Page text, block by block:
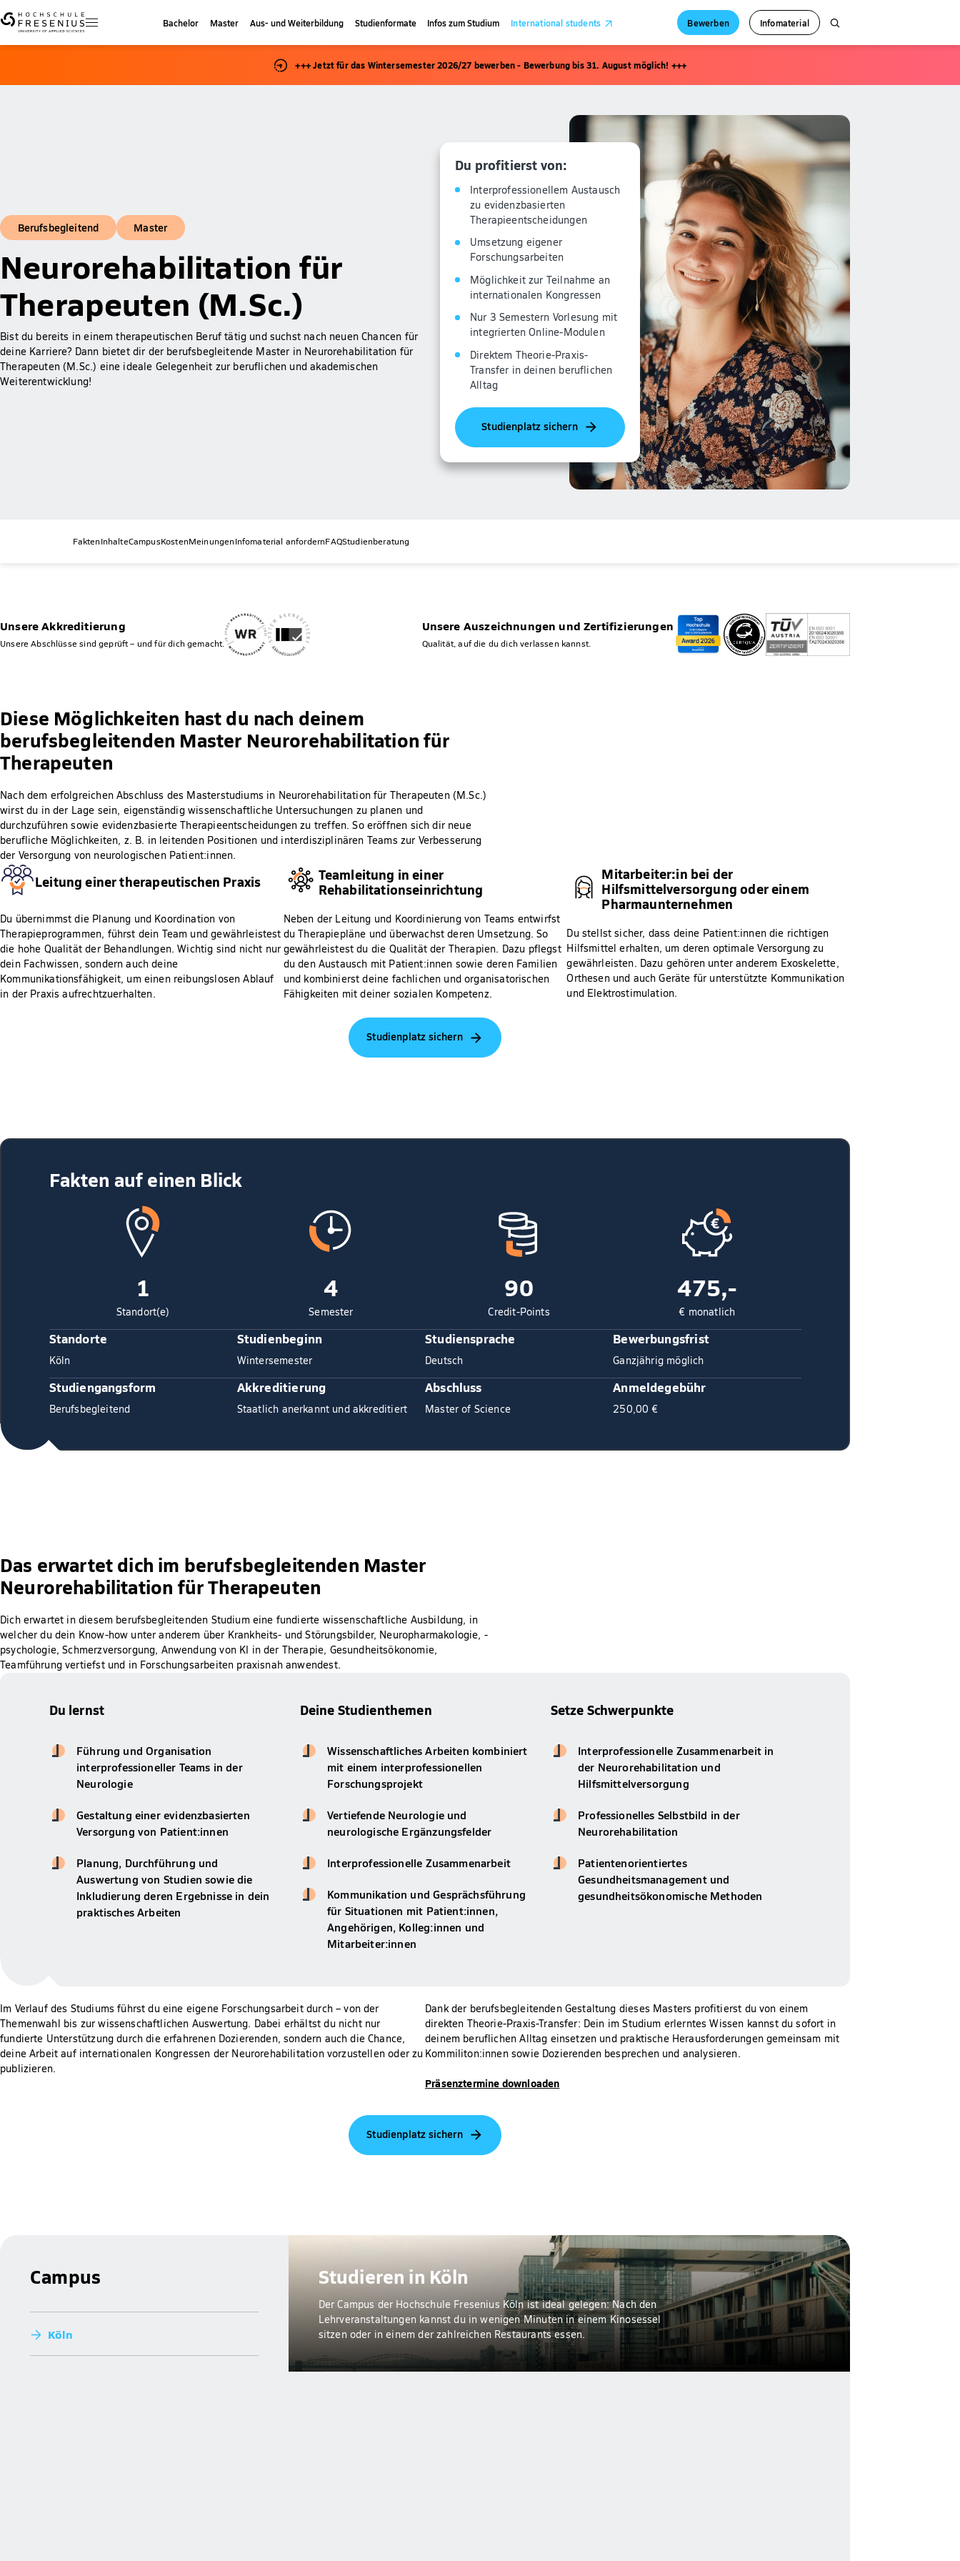
Bachelor Master Aus- und Weiterbildung Studienformate Infos zum Studium International students Bewerben Infomaterial
+++ Jetzt für das Wintersemester 2026/27 bewerben - Bewerbung bis 31. August möglich! +++
Berufsbegleitend Master
Neurorehabilitation für
Therapeuten (M.Sc.)
Bist du bereits in einem therapeutischen Beruf tätig und suchst nach neuen Chancen für
deine Karriere? Dann bietet dir der berufsbegleitende Master in Neurorehabilitation für
Therapeuten (M.Sc.) eine ideale Gelegenheit zur beruflichen und akademischen
Weiterentwicklung!
Du profitierst von:
Interprofessionellem Austausch
zu evidenzbasierten
Therapieentscheidungen
Umsetzung eigener
Forschungsarbeiten
Möglichkeit zur Teilnahme an
internationalen Kongressen
Nur 3 Semestern Vorlesung mit
integrierten Online-Modulen
Direktem Theorie-Praxis-
Transfer in deinen beruflichen
Alltag
Studienplatz sichern
FaktenInhalteCampusKostenMeinungenInfomaterial anfordernFAQStudienberatung
Unsere Akkreditierung
Unsere Abschlüsse sind geprüft – und für dich gemacht.
Unsere Auszeichnungen und Zertifizierungen
Qualität, auf die du dich verlassen kannst.
Diese Möglichkeiten hast du nach deinem
berufsbegleitenden Master Neurorehabilitation für
Therapeuten
Nach dem erfolgreichen Abschluss des Masterstudiums in Neurorehabilitation für Therapeuten (M.Sc.)
wirst du in der Lage sein, eigenständig wissenschaftliche Untersuchungen zu planen und
durchzuführen sowie evidenzbasierte Therapieentscheidungen zu treffen. So eröffnen sich dir neue
berufliche Möglichkeiten, z. B. in leitenden Positionen und interdisziplinären Teams zur Verbesserung
der Versorgung von neurologischen Patient:innen.
Leitung einer therapeutischen Praxis
Du übernimmst die Planung und Koordination von
Therapieprogrammen, führst dein Team und gewährleistest
die hohe Qualität der Behandlungen. Wichtig sind nicht nur
dein Fachwissen, sondern auch deine
Kommunikationsfähigkeit, um einen reibungslosen Ablauf
in der Praxis aufrechtzuerhalten.
Teamleitung in einer
Rehabilitationseinrichtung
Neben der Leitung und Koordinierung von Teams entwirfst
du Therapiepläne und überwachst deren Umsetzung. So
gewährleistest du die Qualität der Therapien. Dazu pflegst
du den Austausch mit Patient:innen sowie deren Familien
und kombinierst deine fachlichen und organisatorischen
Fähigkeiten mit deiner sozialen Kompetenz.
Mitarbeiter:in bei der
Hilfsmittelversorgung oder einem
Pharmaunternehmen
Du stellst sicher, dass deine Patient:innen die richtigen
Hilfsmittel erhalten, um deren optimale Versorgung zu
gewährleisten. Dazu gehören unter anderem Exoskelette,
Orthesen und auch Geräte für unterstützte Kommunikation
und Elektrostimulation.
Studienplatz sichern
Fakten auf einen Blick
1
Standort(e)
4
Semester
90
Credit-Points
475,-
€ monatlich
Standorte
Köln
Studienbeginn
Wintersemester
Studiensprache
Deutsch
Bewerbungsfrist
Ganzjährig möglich
Studiengangsform
Berufsbegleitend
Akkreditierung
Staatlich anerkannt und akkreditiert
Abschluss
Master of Science
Anmeldegebühr
250,00 €
Das erwartet dich im berufsbegleitenden Master
Neurorehabilitation für Therapeuten
Dich erwartet in diesem berufsbegleitenden Studium eine fundierte wissenschaftliche Ausbildung, in
welcher du dein Know-how unter anderem über Krankheits- und Störungsbilder, Neuropharmakologie, -
psychologie, Schmerzversorgung, Anwendung von KI in der Therapie, Gesundheitsökonomie,
Teamführung vertiefst und in Forschungsarbeiten praxisnah anwendest.
Du lernst
Führung und Organisation
interprofessioneller Teams in der
Neurologie
Gestaltung einer evidenzbasierten
Versorgung von Patient:innen
Planung, Durchführung und
Auswertung von Studien sowie die
Inkludierung deren Ergebnisse in dein
praktisches Arbeiten
Deine Studienthemen
Wissenschaftliches Arbeiten kombiniert
mit einem interprofessionellen
Forschungsprojekt
Vertiefende Neurologie und
neurologische Ergänzungsfelder
Interprofessionelle Zusammenarbeit
Kommunikation und Gesprächsführung
für Situationen mit Patient:innen,
Angehörigen, Kolleg:innen und
Mitarbeiter:innen
Setze Schwerpunkte
Interprofessionelle Zusammenarbeit in
der Neurorehabilitation und
Hilfsmittelversorgung
Professionelles Selbstbild in der
Neurorehabilitation
Patientenorientiertes
Gesundheitsmanagement und
gesundheitsökonomische Methoden
Im Verlauf des Studiums führst du eine eigene Forschungsarbeit durch – von der
Themenwahl bis zur wissenschaftlichen Auswertung. Dabei erhältst du nicht nur
fundierte Unterstützung durch die erfahrenen Dozierenden, sondern auch die Chance,
deine Arbeit auf internationalen Kongressen der Neurorehabilitation vorzustellen oder zu
publizieren.
Dank der berufsbegleitenden Gestaltung dieses Masters profitierst du von einem
direkten Theorie-Praxis-Transfer: Dein im Studium erlerntes Wissen kannst du sofort in
deinem beruflichen Alltag einsetzen und praktische Herausforderungen gemeinsam mit
Kommiliton:innen sowie Dozierenden besprechen und analysieren.
Präsenztermine downloaden
Studienplatz sichern
Campus
Köln
Studieren in Köln
Der Campus der Hochschule Fresenius Köln ist ideal gelegen: Nach den
Lehrveranstaltungen kannst du in wenigen Minuten in einem Kinosessel
sitzen oder in einem der zahlreichen Restaurants essen.